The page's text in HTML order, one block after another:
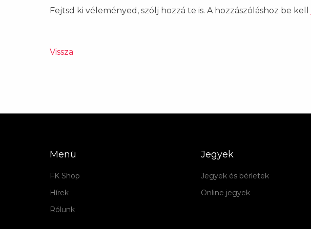
Fejtsd ki véleményed, szólj hozzá te is. A hozzászóláshoz be kell
Vissza
Menü
FK Shop
Hírek
Rólunk
Jegyek
Jegyek és bérletek
Online jegyek